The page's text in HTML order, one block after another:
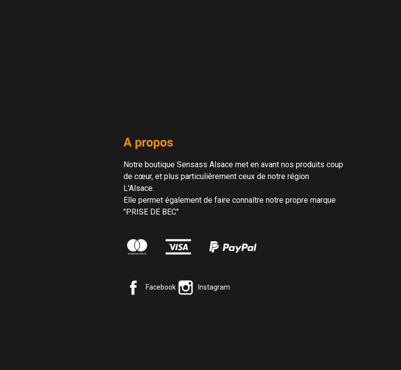
A propos
Notre boutique Sensass Alsace met en avant nos produits coup
de cœur, et plus particulièrement ceux de notre région
L'Alsace.
Elle permet également de faire connaître notre propre marque
"PRISE DE BEC"
Facebook Instagram